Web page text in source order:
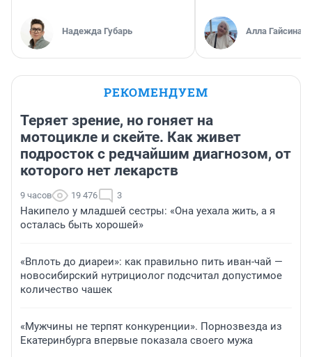
Надежда Губарь Алла Гайсина
РЕКОМЕНДУЕМ
Теряет зрение, но гоняет на
мотоцикле и скейте. Как живет
подросток с редчайшим диагнозом, от
которого нет лекарств
9 часов 19 476 3
Накипело у младшей сестры: «Она уехала жить, а я
осталась быть хорошей»
«Вплоть до диареи»: как правильно пить иван-чай —
новосибирский нутрициолог подсчитал допустимое
количество чашек
«Мужчины не терпят конкуренции». Порнозвезда из
Екатеринбурга впервые показала своего мужа